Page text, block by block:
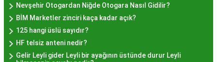
Edilmeli?
İstanbul'da hayır lokması deneyimini daha özel
kılmak için birkaç öneri:
Nevşehir Otogardan Niğde Otogara Nasıl Gidilir?
BİM Marketler zinciri kaça kadar açık?
125 hangi üslü sayıdır?
HF telsiz anteni nedir?
Gelir Leyli gider Leyli bir ayağının üstünde durur Leyli